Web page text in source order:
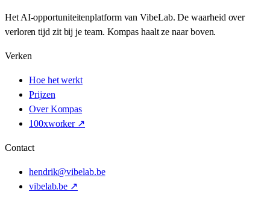
Het AI-opportuniteitenplatform van VibeLab. De waarheid over
verloren tijd zit bij je team. Kompas haalt ze naar boven.
Verken
Hoe het werkt
Prijzen
Over Kompas
100xworker ↗
Contact
hendrik@vibelab.be
vibelab.be ↗